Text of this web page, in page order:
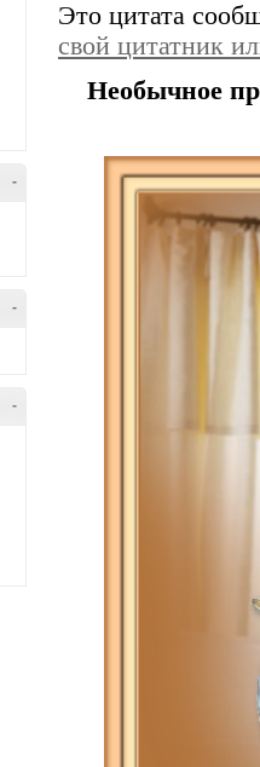
-
-
-
Это цитата
свой цитатник
Необычное